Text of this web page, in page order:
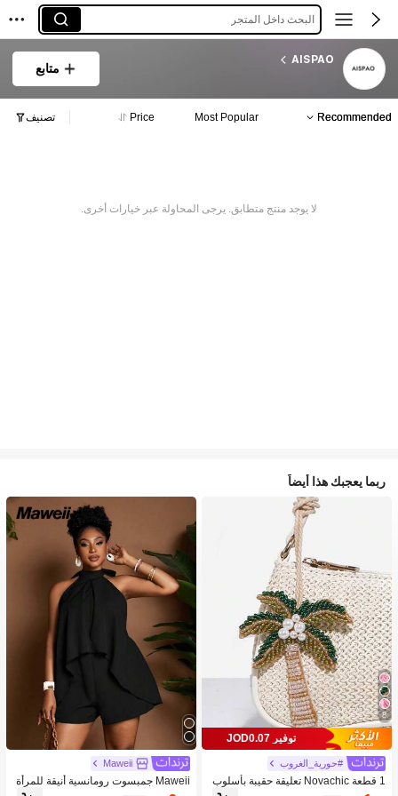
البحث داخل المتجر
AISPAO
متابع
Recommended
Most Popular
Price تصنيف
لا يوجد منتج متطابق. يرجى المحاولة عبر خيارات أخرى.
ربما يعجبك هذا أيضاً
8
توفير JOD0.07
#حورية_الغروب
1 قطعة Novachic تعليقة حقيبة بأسلوب
العطلات مزينة بالخرز على شكل نجمة الب
Maweii
Maweii جمبسوت رومانسية أنيقة للمرأة
ذات كتف مكشوف وظهر مكشوف المقا